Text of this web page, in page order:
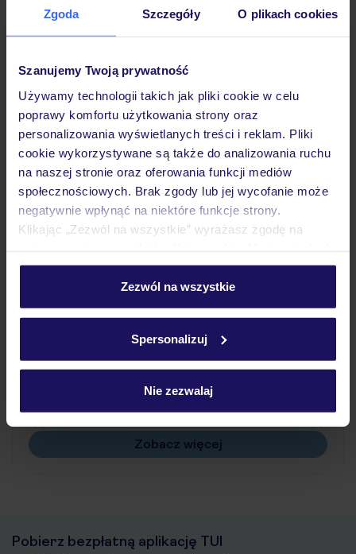
Zgoda Szczegóły O plikach cookies
Szanujemy Twoją prywatność
Używamy technologii takich jak pliki cookie w celu
poprawy komfortu użytkowania strony oraz
personalizowania wyświetlanych treści i reklam. Pliki
cookie wykorzystywane są także do analizowania ruchu
na naszej stronie oraz oferowania funkcji mediów
społecznościowych. Brak zgody lub jej wycofanie może
negatywnie wpłynąć na niektóre funkcje strony.
Klikając „Zezwól na wszystkie” wyrażasz zgodę na
personalizować swój wybór wchodząc w zakładkę
Szczegółowe informacje o plikach cookie znajdziesz
Zezwól na wszystkie
Spersonalizuj
Nie zezwalaj
Hotel
Pokoje
Wyżywienie
Atrakcje
Ważne informacje
Często zadawane pytania
Jak zmienić uczestników/osobę zgłaszającą?
Na jakiej podstawie i gdzie otrzymam karty
pokładowe/bilety lotnicze?
Zobacz więcej
Pobierz bezpłatną aplikację TUI